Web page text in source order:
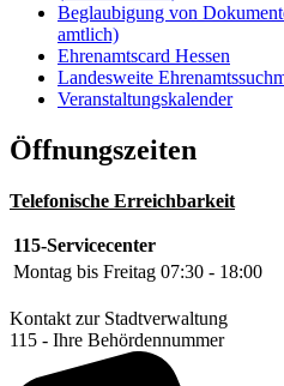
Beglaubigung von
amtlich)
Ehrenamtscard Hessen
Landesweite
Veranstaltungskalender
Öffnungszeiten
Telefonische Erreichbarkeit
115-Servicecenter
Montag bis Freitag 07:30 - 18:00
Kontakt zur Stadtverwaltung
115 - Ihre Behördennummer